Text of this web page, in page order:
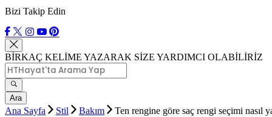
Bizi Takip Edin
BİRKAÇ KELİME YAZARAK SİZE YARDIMCI OLABİLİRİZ
Ara
Ana Sayfa Stil Bakım
Ten rengine göre saç rengi seçimi nasıl